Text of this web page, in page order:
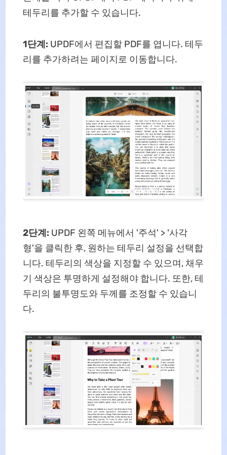
테두리를 추가할 수 있습니다.
1단계: UPDF에서 편집할 PDF를 엽니다. 테두
리를 추가하려는 페이지로 이동합니다.
2단계: UPDF 왼쪽 메뉴에서 '주석' > '사각
형'을 클릭한 후, 원하는 테두리 설정을 선택합
니다. 테두리의 색상을 지정할 수 있으며, 채우
기 색상은 투명하게 설정해야 합니다. 또한, 테
두리의 불투명도와 두께를 조정할 수 있습니
다.